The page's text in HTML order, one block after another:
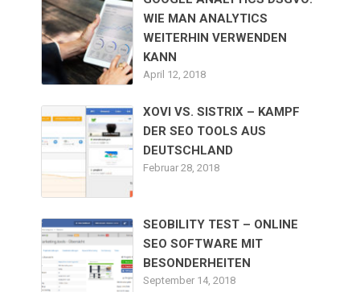
WIE MAN ANALYTICS
WEITERHIN VERWENDEN
KANN
April 12, 2018
XOVI VS. SISTRIX – KAMPF
DER SEO TOOLS AUS
DEUTSCHLAND
Februar 28, 2018
SEOBILITY TEST – ONLINE
SEO SOFTWARE MIT
BESONDERHEITEN
September 14, 2018